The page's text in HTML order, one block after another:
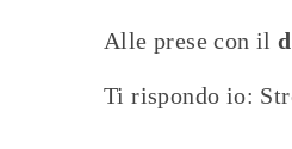
Alle prese con il
Ti rispondo io: